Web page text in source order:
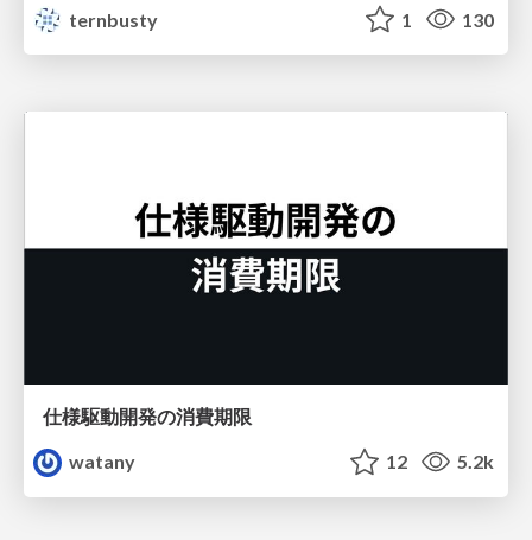
ternbusty
1 130
仕様駆動開発の消費期限
watany
12 5.2k